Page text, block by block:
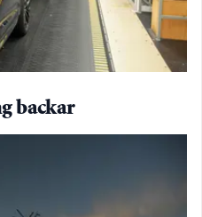
backar